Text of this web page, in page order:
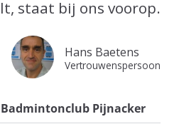
staat bij ons voorop.
Hans Baetens
Vertrouwenspersoon
Pijnacker